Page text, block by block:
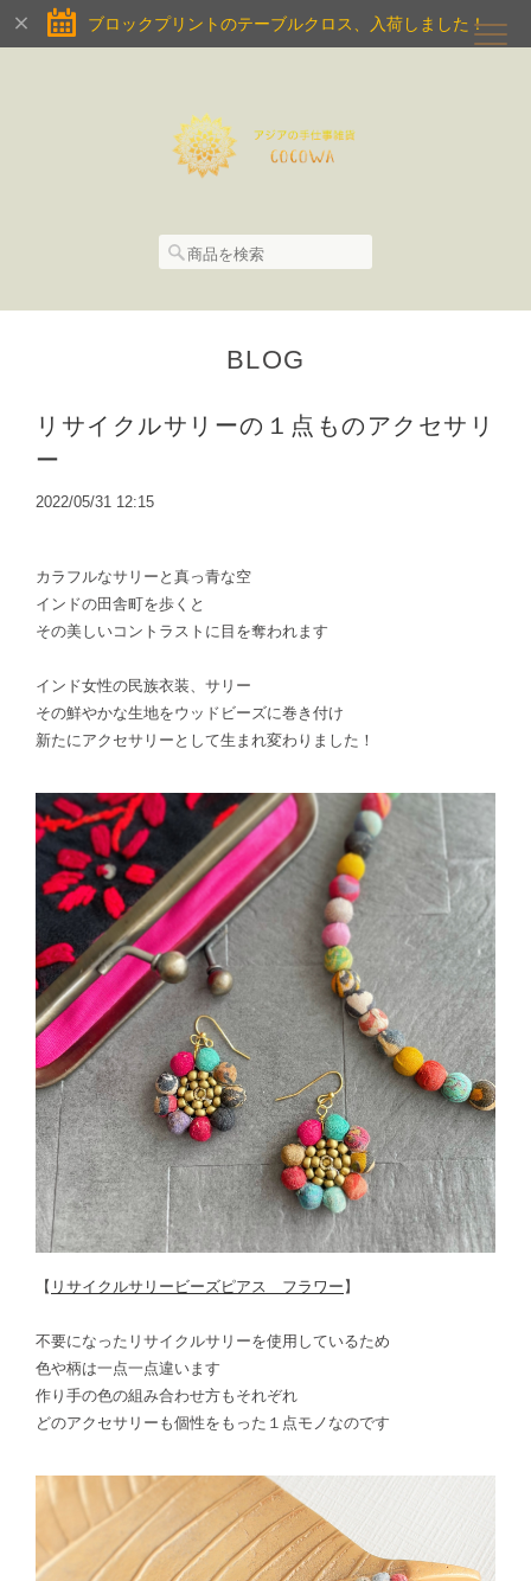
ブロックプリントのテーブルクロス、入荷しました！
BLOG
リサイクルサリーの１点ものアクセサリ
ー
2022/05/31 12:15
カラフルなサリーと真っ青な空
インドの田舎町を歩くと
その美しいコントラストに目を奪われます
インド女性の民族衣装、サリー
その鮮やかな生地をウッドビーズに巻き付け
新たにアクセサリーとして生まれ変わりました！
【 リサイクルサリービーズピアス フラワー 】
不要になったリサイクルサリーを使用しているため
色や柄は一点一点違います
作り手の色の組み合わせ方もそれぞれ
どのアクセサリーも個性をもった１点モノなのです